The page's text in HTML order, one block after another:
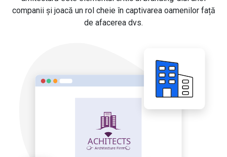
companii și joacă un rol cheie în captivarea oamenilor față
de afacerea dvs.